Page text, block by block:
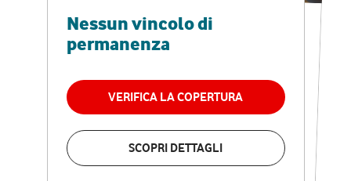
Nessun vincolo di
permanenza
VERIFICA LA COPERTURA
SCOPRI DETTAGLI
RETE FISSA + VODAFONE CLUB
29,95€
permanenza
VERIFICA LA COPERTURA